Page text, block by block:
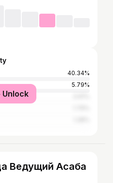
40.34%
5.79%
Unlock
Ведущий Асаба